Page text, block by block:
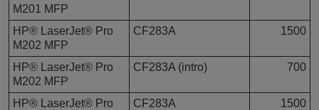
M201 MFP
HP® LaserJet® Pro
M202 MFP
CF283A 1500
HP® LaserJet® Pro
M202 MFP
CF283A (intro) 700
HP® LaserJet® Pro
CF283A 1500